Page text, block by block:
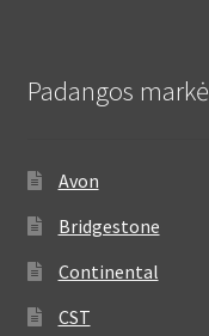
Padangos markė
Avon
Bridgestone
Continental
CST